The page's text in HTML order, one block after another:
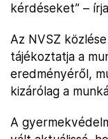
kérdéseket” –
Az NVSZ
tájékoztatja a
eredményéről,
kizárólag a
A